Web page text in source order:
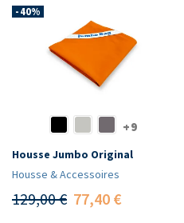
-40%
+9
Housse Jumbo Original
Housse & Accessoires
129,00 € 77,40 €